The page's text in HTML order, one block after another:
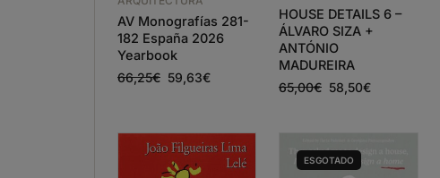
AV Monografías 281-
182 España 2026
Yearbook
66,25€ 59,63€
HOUSE DETAILS 6 –
ÁLVARO SIZA +
ANTÓNIO
MADUREIRA
65,00€ 58,50€
ESGOTADO